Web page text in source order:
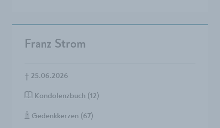
Franz Strom
† 25.06.2026
Kondolenzbuch (12)
Gedenkkerzen (67)